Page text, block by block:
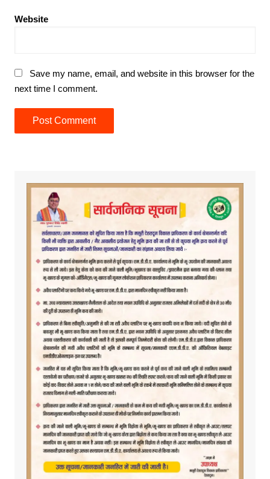
Website
Save my name, email, and website in this browser for the
next time I comment.